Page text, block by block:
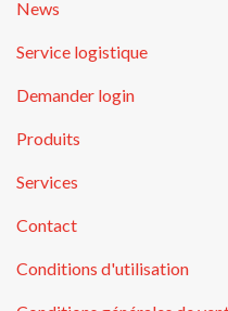
News
Service logistique
Demander login
Produits
Services
Contact
Conditions d'utilisation